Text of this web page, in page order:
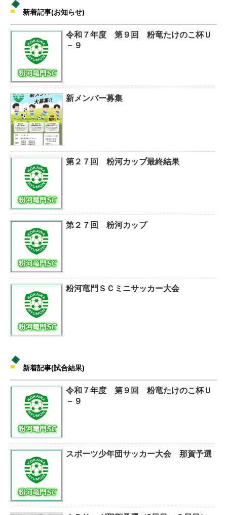
新着記事(お知らせ)
令和７年度 第９回 粉竜たけのこ杯Ｕ
－９
新メンバー募集
第２７回 粉河カップ最終結果
第２７回 粉河カップ
粉河竜門ＳＣミニサッカー大会
新着記事(試合結果)
令和７年度 第９回 粉竜たけのこ杯Ｕ
－９
スポーツ少年団サッカー大会 那賀予選